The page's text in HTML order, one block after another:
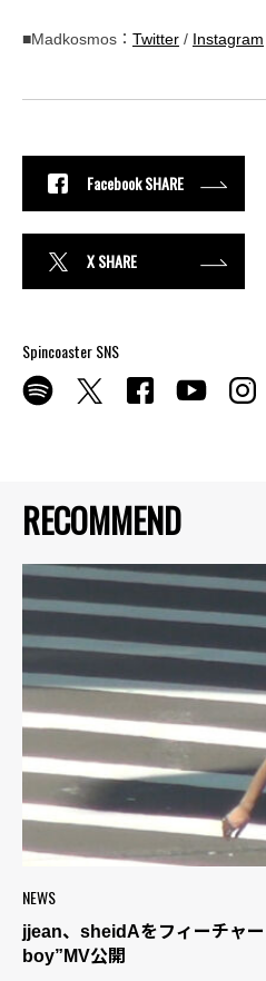
RECOMMEND
NEWS
jjean、sheidAをフィーチャ
boy”MV公開
■Madkosmos： Twitter / Instagram
Facebook SHARE
X SHARE
Spincoaster SNS